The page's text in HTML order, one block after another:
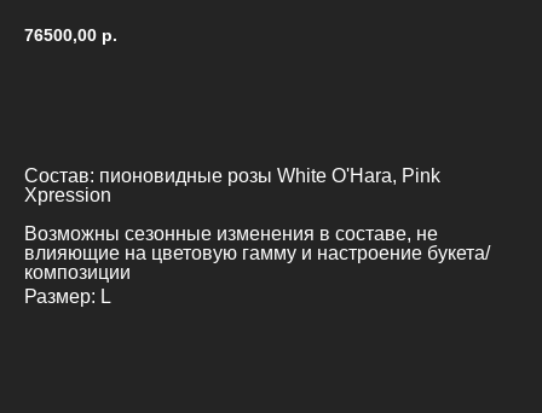
76500,00 р.
Состав: пионовидные розы White O'Hara, Pink
Xpression
Возможны сезонные изменения в составе, не
влияющие на цветовую гамму и настроение букета/
композиции
Размер: L